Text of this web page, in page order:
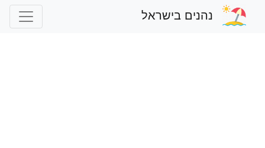
נהנים בישראל